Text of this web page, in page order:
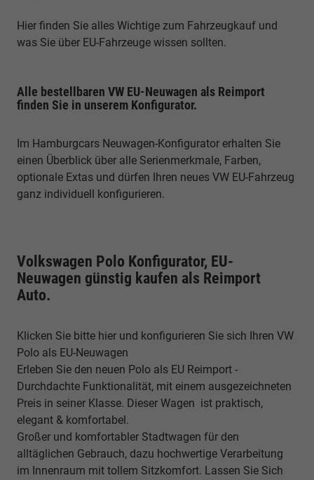
Hier finden Sie alles Wichtige zum Fahrzeugkauf und
was Sie über EU-Fahrzeuge wissen sollten.
Alle bestellbaren VW EU-Neuwagen als Reimport
finden Sie in unserem Konfigurator.
Im Hamburgcars Neuwagen-Konfigurator erhalten Sie
einen Überblick über alle Serienmerkmale, Farben,
optionale Extas und dürfen Ihren neues VW EU-Fahrzeug
ganz individuell konfigurieren.
Volkswagen Polo Konfigurator, EU-
Neuwagen günstig kaufen als Reimport
Auto.
Klicken Sie bitte hier und konfigurieren Sie sich Ihren VW
Polo als EU-Neuwagen
Erleben Sie den neuen Polo als EU Reimport -
Durchdachte Funktionalität, mit einem ausgezeichneten
Preis in seiner Klasse. Dieser Wagen ist praktisch,
elegant & komfortabel.
Großer und komfortabler Stadtwagen für den
alltäglichen Gebrauch, dazu hochwertige Verarbeitung
im Innenraum mit tollem Sitzkomfort. Lassen Sie Sich